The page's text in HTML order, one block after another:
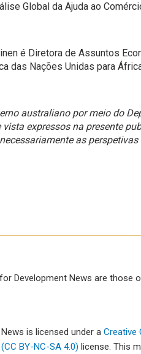
Global da Ajuda ao
é Diretora de Assuntos
das Nações Unidas para
australiano por meio do
expressos na presente
as
Development News are those
is licensed under a Creative
BY-NC-SA 4.0) license. This